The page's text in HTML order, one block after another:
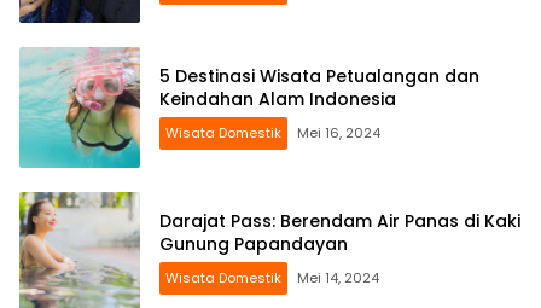
5 Destinasi Wisata Petualangan dan
Keindahan Alam Indonesia
Wisata Domestik Mei 16, 2024
Darajat Pass: Berendam Air Panas di Kaki
Gunung Papandayan
Wisata Domestik Mei 14, 2024